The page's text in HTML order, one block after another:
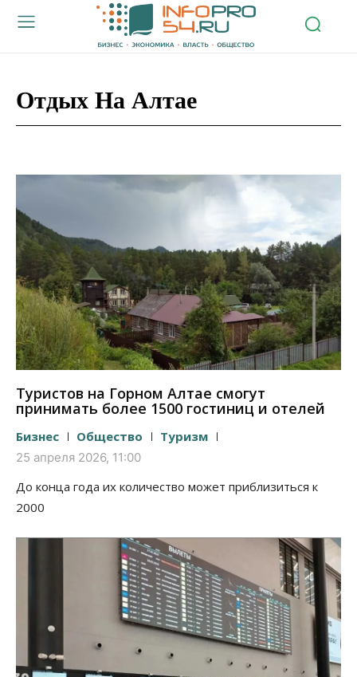
Отдых На Алтае
Туристов на Горном Алтае смогут
принимать более 1500 гостиниц и отелей
Бизнес Общество Туризм
25 апреля 2026, 11:00
До конца года их количество может приблизиться к
2000